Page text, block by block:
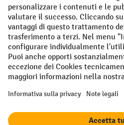
Impostazioni sulla privacy
All prices excl. VAT plusshipping costs
if not stated otherwise.
¹ Lo sconto è valido fino a esaurimento
ai prezzi speciali. Non è possibile la
buoni in percentuale. | ² Lo sconto
per 10 giorni e può essere riscosso
categoria di prodotto ed è fino al 10%.